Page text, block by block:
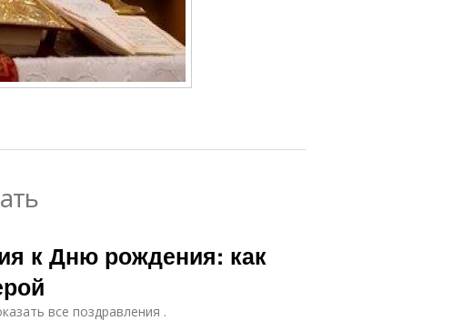
к Дню рождения: как
все поздравления .